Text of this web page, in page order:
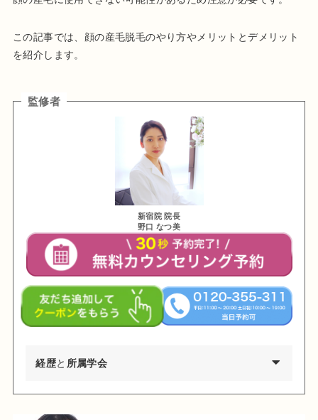
この記事では、顔の産毛脱毛のやり方やメリットとデメリット
を紹介します。
監修者
新宿院 院長
野口 なつ美
経歴と 所属学会
2002年03月 慶應義塾大学環境情報学部卒業